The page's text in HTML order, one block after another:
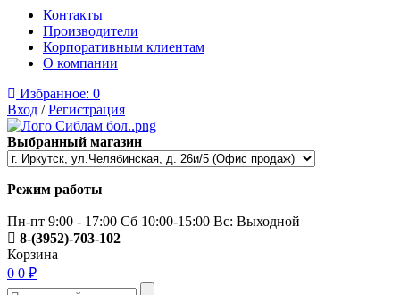
Контакты
Производители
Корпоративным клиентам
О компании
Избранное: 0
Вход /Регистрация
Выбранный магазин
Режим работы
Пн-пт 9:00 - 17:00 Сб 10:00-15:00 Вс: Выходной
8-(3952)-703-102
Корзина
0 0 ₽